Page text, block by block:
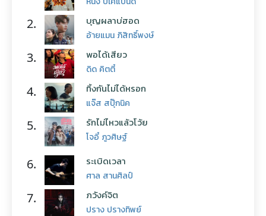
2. บุญผลาบ่ฮอด
อ้ายแมน ภิสิทธิ์พงษ์
3. พอได้เสียว
ดิด คิตตี้
4. ทิ้งกันไม่ได้หรอก
แจ๊ส สปุ๊กนิค
5. รักไม่ไหวแล้วโว้ย
โจอี้ ภูวศิษฐ์
6. ระเบิดเวลา
ศาล สานศิลป์
7. ภวังค์จิต
ปราง ปรางทิพย์